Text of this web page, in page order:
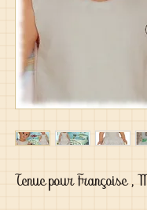
Tenue pour Françoise ,